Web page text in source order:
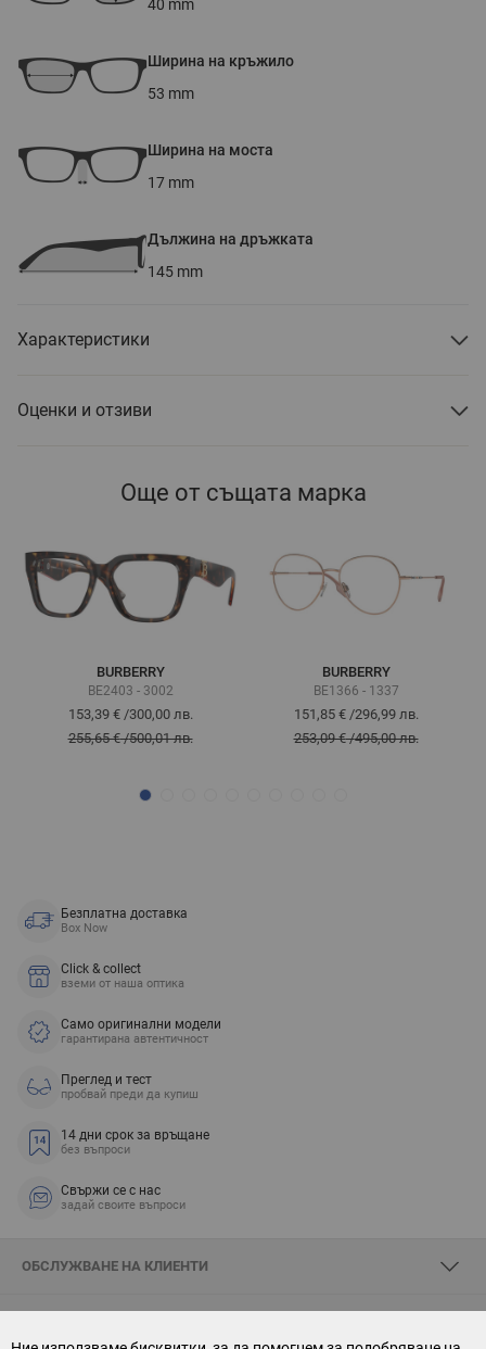
40 mm
Ширина на кръжило
53 mm
Ширина на моста
17 mm
Дължина на дръжката
145 mm
Характеристики
Оценки и отзиви
Още от същата марка
BURBERRY
BE2403 - 3002
153,39 €/300,00 лв.
255,65 €/500,01 лв.
BURBERRY
BE1366 - 1337
151,85 €/296,99 лв.
253,09 €/495,00 лв.
Безплатна доставка
Box Now
Click & collect
вземи от наша оптика
Само оригинални модели
гарантирана автентичност
Преглед и тест
пробвай преди да купиш
14 дни срок за връщане
без въпроси
Свържи се с нас
задай своите въпроси
ОБСЛУЖВАНЕ НА КЛИЕНТИ